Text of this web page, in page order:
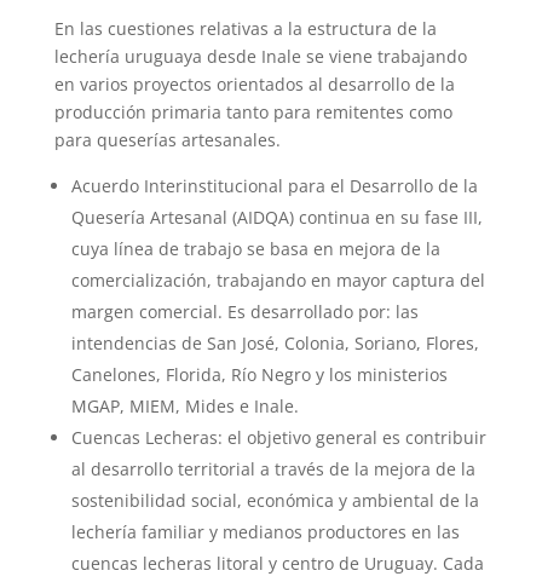
En las cuestiones relativas a la estructura de la
lechería uruguaya desde Inale se viene trabajando
en varios proyectos orientados al desarrollo de la
producción primaria tanto para remitentes como
para queserías artesanales.
Acuerdo Interinstitucional para el Desarrollo de la
Quesería Artesanal (AIDQA) continua en su fase III,
cuya línea de trabajo se basa en mejora de la
comercialización, trabajando en mayor captura del
margen comercial. Es desarrollado por: las
intendencias de San José, Colonia, Soriano, Flores,
Canelones, Florida, Río Negro y los ministerios
MGAP, MIEM, Mides e Inale.
Cuencas Lecheras: el objetivo general es contribuir
al desarrollo territorial a través de la mejora de la
sostenibilidad social, económica y ambiental de la
lechería familiar y medianos productores en las
cuencas lecheras litoral y centro de Uruguay. Cada